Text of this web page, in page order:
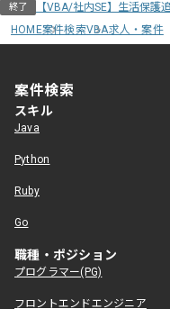
終了
【VBA/社内SE】生活保護
HOME案件検索VBA求人・案件
案件検索
スキル
Java
Python
Ruby
Go
職種・ポジション
プログラマー(PG)
フロントエンドエンジニア